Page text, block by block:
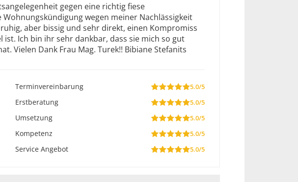
gegen eine richtig fiese
wegen meiner Nachlässigkeit
aber bissig und sehr direkt, einen Kompromiss
Ich bin ihr sehr dankbar, dass sie mich so gut
Vielen Dank Frau Mag. Turek!! Bibiane Stefanits
Terminvereinbarung 5.0/5
Erstberatung 5.0/5
Umsetzung 5.0/5
Kompetenz 5.0/5
Service Angebot 5.0/5